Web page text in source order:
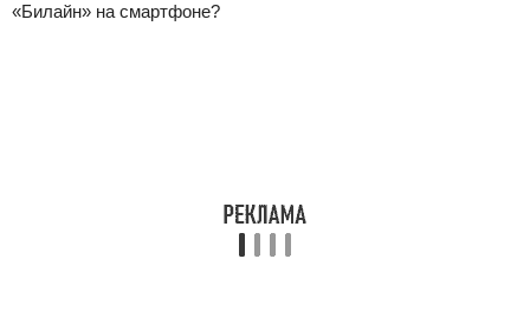
«Билайн» на смартфоне?